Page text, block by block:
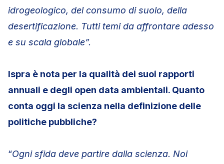
idrogeologico, del consumo di suolo, della
desertificazione. Tutti temi da affrontare adesso
e su scala globale”.
Ispra è nota per la qualità dei suoi rapporti
annuali e degli open data ambientali. Quanto
conta oggi la scienza nella definizione delle
politiche pubbliche?
“Ogni sfida deve partire dalla scienza. Noi